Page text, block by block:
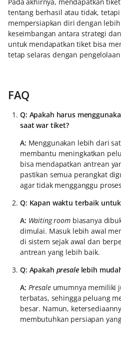
tentang berhasil atau tidak,
mempersiapkan diri dengan
keseimbangan antara strategi
untuk mendapatkan tiket bisa
tetap selaras dengan
FAQ
Q: Apakah harus
saat war tiket?
A: Menggunakan lebih dari
membantu meningkatkan
bisa mendapatkan antrean
pastikan semua perangkat
agar tidak mengganggu
Q: Kapan waktu terbaik
A: Waiting roombiasanya
dimulai. Masuk lebih awal
di sistem sejak awal dan
antrean yang lebih baik.
Q: Apakah presalelebih
A: Presaleumumnya memiliki
terbatas, sehingga peluang
besar. Namun,
membutuhkan persiapan